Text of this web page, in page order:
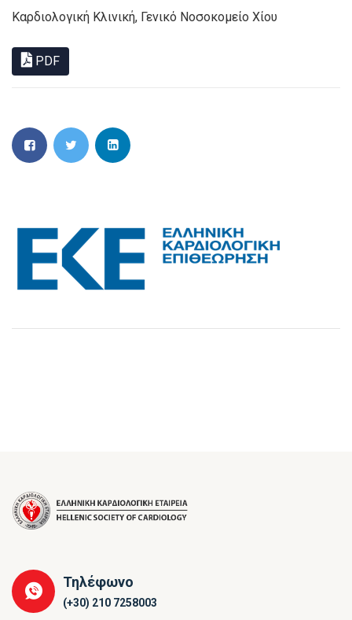
Καρδιολογική Κλινική, Γενικό Νοσοκομείο Χίου
PDF
Τηλέφωνο
(+30) 210 7258003